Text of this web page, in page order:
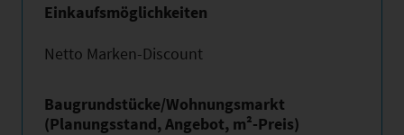
Einkaufsmöglichkeiten
Netto Marken-Discount
Baugrundstücke/Wohnungsmarkt
(Planungsstand, Angebot, m²-Preis)